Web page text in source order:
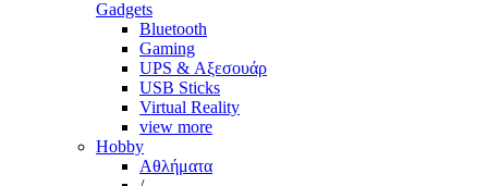
Gadgets
Bluetooth
Gaming
UPS & Αξεσουάρ
USB Sticks
Virtual Reality
view more
Hobby
Αθλήματα